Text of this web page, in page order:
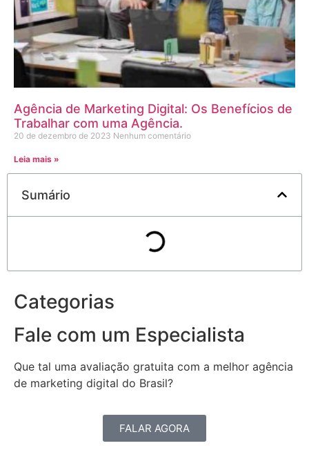
Agência de Marketing Digital: Os Benefícios de
Trabalhar com uma Agência.
20 de dezembro de 2023 Nenhum comentário
Leia mais »
Sumário
Categorias
Fale com um Especialista
Que tal uma avaliação gratuita com a melhor agência
de marketing digital do Brasil?
FALAR AGORA